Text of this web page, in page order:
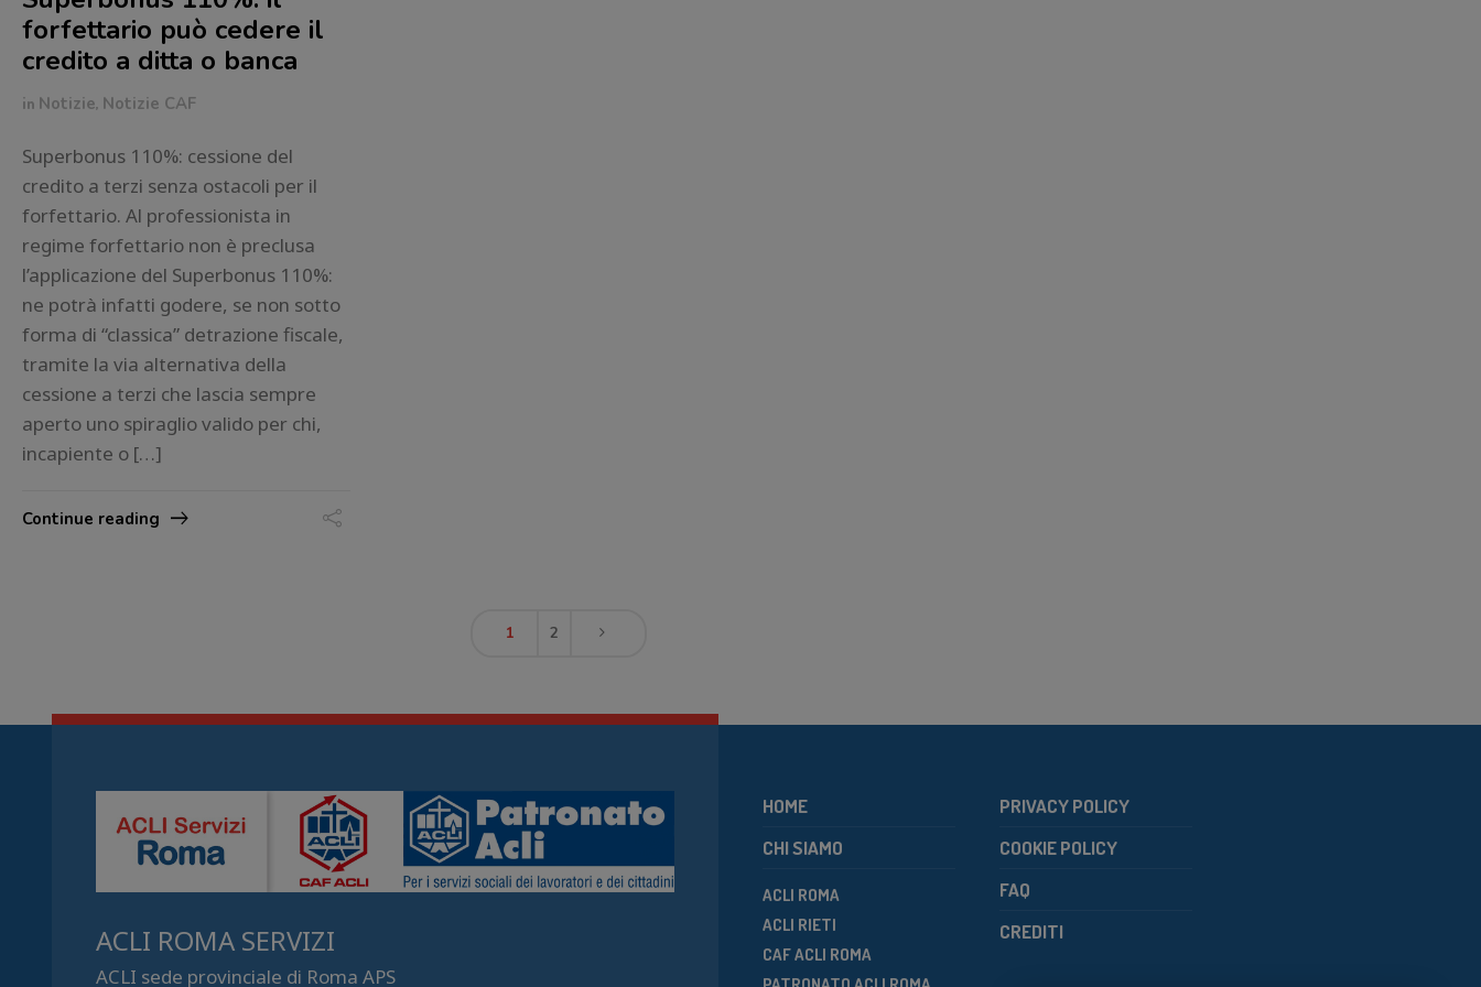
forfettario può cedere il
credito a ditta o banca
in Notizie, Notizie CAF
Superbonus 110%: cessione del
credito a terzi senza ostacoli per il
forfettario. Al professionista in
regime forfettario non è preclusa
l’applicazione del Superbonus 110%:
ne potrà infatti godere, se non sotto
forma di “classica” detrazione fiscale,
tramite la via alternativa della
cessione a terzi che lascia sempre
aperto uno spiraglio valido per chi,
incapiente o […]
Continue reading
1 2
ACLI ROMA SERVIZI
ACLI sede provinciale di Roma APS
HOME
CHI SIAMO
ACLI ROMA
ACLI RIETI
CAF ACLI ROMA
PRIVACY POLICY
COOKIE POLICY
FAQ
CREDITI